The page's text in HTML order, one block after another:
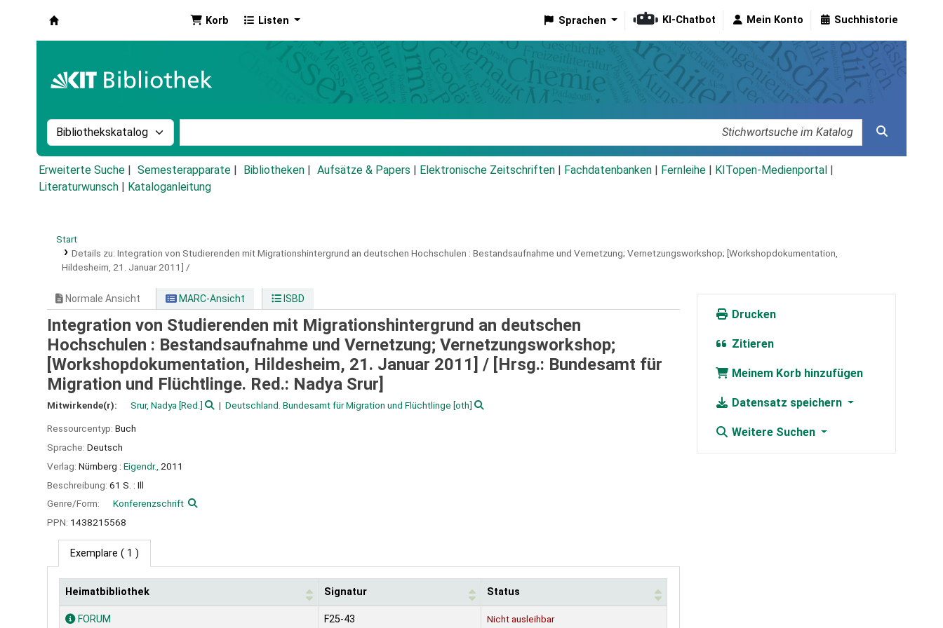
Korb Listen Sprachen KI-Chatbot Mein Konto Suchhistorie
Suche im Katalog nach:
Erweiterte Suche Semesterapparate Bibliotheken Aufsätze & Papers Elektronische Zeitschriften Fachdatenbanken Fernleihe KITopen-Medienportal
Literaturwunsch
Kataloganleitung
Start
Details zu: Integration von Studierenden mit Migrationshintergrund an deutschen Hochschulen : Bestandsaufnahme und Vernetzung; Vernetzungsworkshop; [Workshopdokumentation,
Hildesheim, 21. Januar 2011] /
Normale Ansicht MARC-Ansicht ISBD
Integration von Studierenden mit Migrationshintergrund an deutschen
Hochschulen : Bestandsaufnahme und Vernetzung; Vernetzungsworkshop;
[Workshopdokumentation, Hildesheim, 21. Januar 2011] / [Hrsg.: Bundesamt für
Migration und Flüchtlinge. Red.: Nadya Srur]
Mitwirkende(r): Srur, Nadya [Red.] Deutschland. Bundesamt für Migration und Flüchtlinge [oth]
Ressourcentyp: Buch
Sprache: Deutsch
Verlag: Nürnberg : Eigendr., 2011
Beschreibung: 61 S. : Ill
Genre/Form:
Konferenzschrift
PPN: 1438215568
Exemplare ( 1 )
Exemplare
Heimatbibliothek Signatur Status
FORUM F25-43 Nicht ausleihbar
Drucken
Zitieren
Meinem Korb hinzufügen
Datensatz speichern
Weitere Suchen